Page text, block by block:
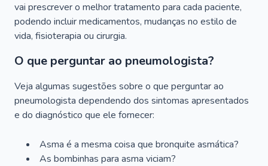
vai prescrever o melhor tratamento para cada paciente,
podendo incluir medicamentos, mudanças no estilo de
vida, fisioterapia ou cirurgia.
O que perguntar ao pneumologista?
Veja algumas sugestões sobre o que perguntar ao
pneumologista dependendo dos sintomas apresentados
e do diagnóstico que ele fornecer:
Asma é a mesma coisa que bronquite asmática?
As bombinhas para asma viciam?